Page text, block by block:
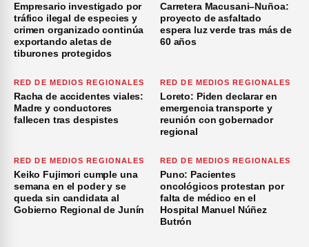
Empresario investigado por
tráfico ilegal de especies y
crimen organizado continúa
exportando aletas de
tiburones protegidos
Carretera Macusani–Nuñoa:
proyecto de asfaltado
espera luz verde tras más de
60 años
RED DE MEDIOS REGIONALES
Racha de accidentes viales:
Madre y conductores
fallecen tras despistes
RED DE MEDIOS REGIONALES
Loreto: Piden declarar en
emergencia transporte y
reunión con gobernador
regional
RED DE MEDIOS REGIONALES
Keiko Fujimori cumple una
semana en el poder y se
queda sin candidata al
Gobierno Regional de Junín
RED DE MEDIOS REGIONALES
Puno: Pacientes
oncológicos protestan por
falta de médico en el
Hospital Manuel Núñez
Butrón